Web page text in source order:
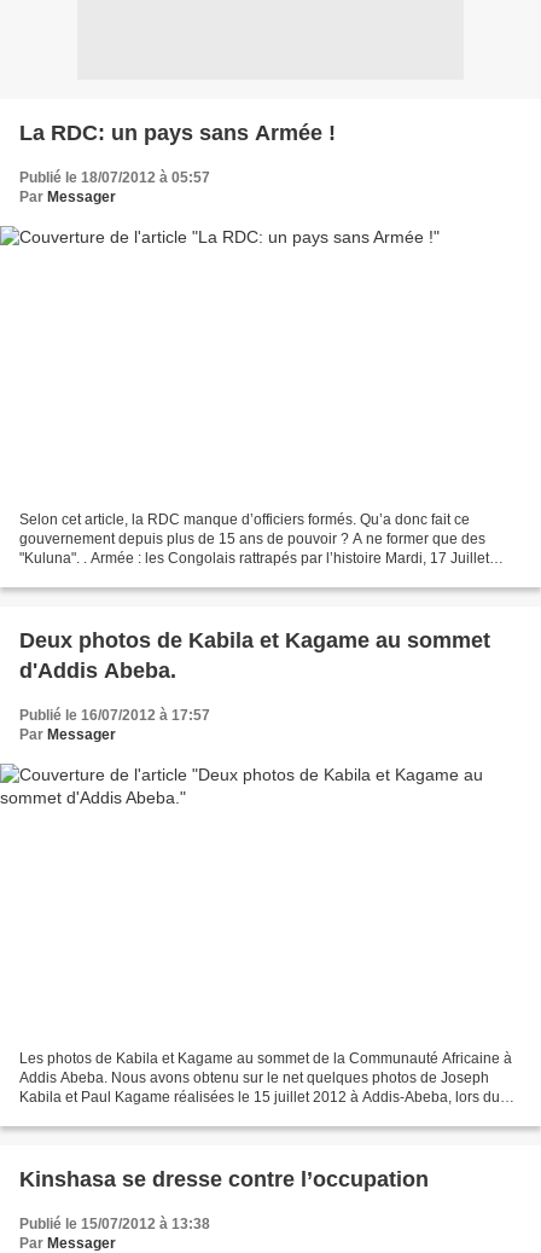
La RDC: un pays sans Armée !
Publié le 18/07/2012 à 05:57
Par Messager
Selon cet article, la RDC manque d’officiers formés. Qu’a donc fait ce
gouvernement depuis plus de 15 ans de pouvoir ? A ne former que des
"Kuluna". . Armée : les Congolais rattrapés par l’histoire Mardi, 17 Juillet
Deux photos de Kabila et Kagame au sommet
d'Addis Abeba.
Publié le 16/07/2012 à 17:57
Par Messager
Les photos de Kabila et Kagame au sommet de la Communauté Africaine à
Addis Abeba. Nous avons obtenu sur le net quelques photos de Joseph
Kabila et Paul Kagame réalisées le 15 juillet 2012 à Addis-Abeba, lors du
Kinshasa se dresse contre l’occupation
Publié le 15/07/2012 à 13:38
Par Messager